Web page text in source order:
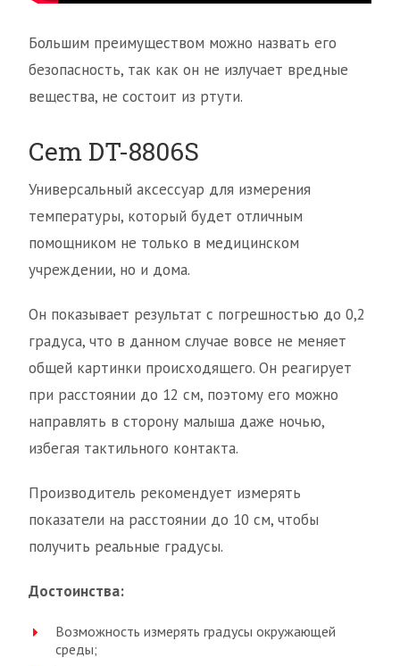
Большим преимуществом можно назвать его
безопасность, так как он не излучает вредные
вещества, не состоит из ртути.
Cem DT-8806S
Универсальный аксессуар для измерения
температуры, который будет отличным
помощником не только в медицинском
учреждении, но и дома.
Он показывает результат с погрешностью до 0,2
градуса, что в данном случае вовсе не меняет
общей картинки происходящего. Он реагирует
при расстоянии до 12 см, поэтому его можно
направлять в сторону малыша даже ночью,
избегая тактильного контакта.
Производитель рекомендует измерять
показатели на расстоянии до 10 см, чтобы
получить реальные градусы.
Достоинства:
Возможность измерять градусы окружающей
среды;